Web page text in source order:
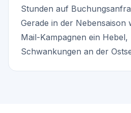
Stunden auf
Gerade in der Nebensaison
Mail-Kampagnen ein Hebel,
Schwankungen an der